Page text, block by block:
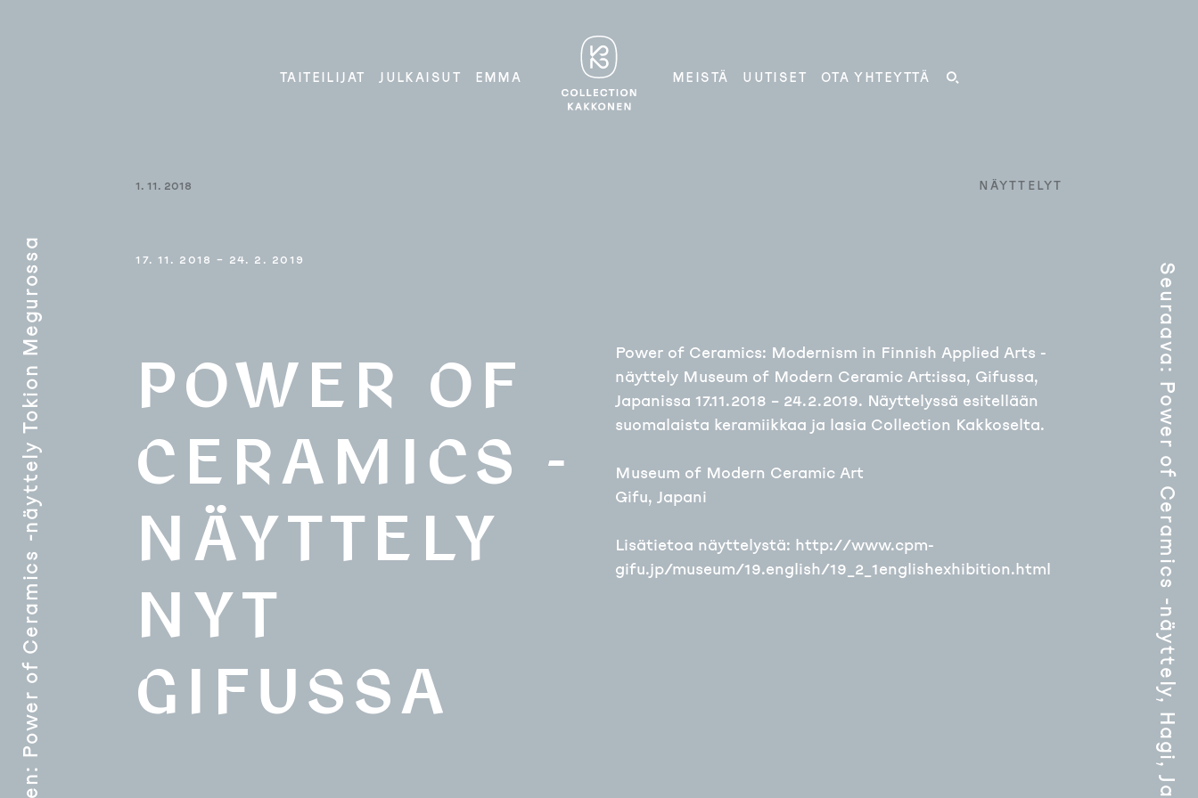
COLLECTION
KAKKONEN
Lasin ja
keramiikan
TAITEILIJAT JULKAISUT EMMA MEISTÄ UUTISET
OTA YHTEYTTÄ
17. 11. 2018 – 24. 2. 2019
POWER OF
CERAMICS -
NÄYTTELY
NYT
GIFUSSA
1. 11. 2018
Power of Ceramics: Modernism in Finnish Applied Arts -
näyttely Museum of Modern Ceramic Art:issa, Gifussa,
Japanissa 17.11.2018 – 24.2.2019. Näyttelyssä esitellään
suomalaista keramiikkaa ja lasia Collection Kakkoselta.
Museum of Modern Ceramic Art
Gifu, Japani
Lisätietoa näyttelystä: http://www.cpm-
gifu.jp/museum/19.english/19_2_1englishexhibition.html
NÄYTTELYT
:
Power of Ceramics -näyttely Tokion Megurossa Seuraava
:
Power of Ceramics -näyttely, Hagi, Japani